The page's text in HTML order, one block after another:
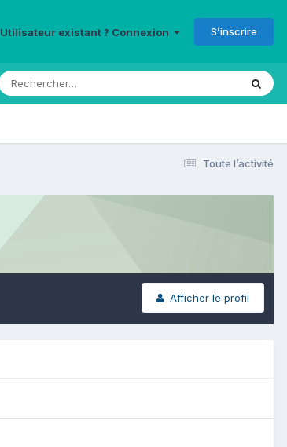
Utilisateur existant ? Connexion S’inscrire
Toute l’activité
Afficher le profil